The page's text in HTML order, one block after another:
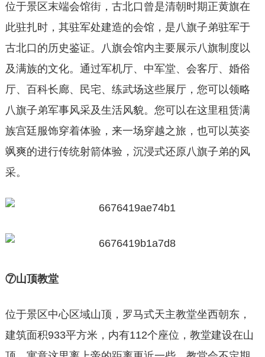
位于景区末端会馆街，古北口曾是清朝时期正黄旗在
此驻扎时，其驻军处建造的会馆，是八旗子弟驻军于
古北口的历史鉴证。八旗会馆内主要展示八旗制度以
及满族的文化。通过军机厅、中军堂、会客厅、婚俗
厅、百科长廊、民宅、练武场这些展厅，您可以领略
八旗子弟军事风采及生活风貌。您可以在这里租赁满
族宫廷服饰穿着体验，来一场穿越之旅，也可以英姿
飒爽的进行传统射箭体验，沉浸式还原八旗子弟的风
采。
⑦山顶教堂
位于景区中心区域山顶，罗马式天主教堂坐西朝东，
建筑面积933平方米，内有112个座位，教堂建设在山